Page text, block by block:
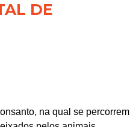
DE
na qual se percorrem